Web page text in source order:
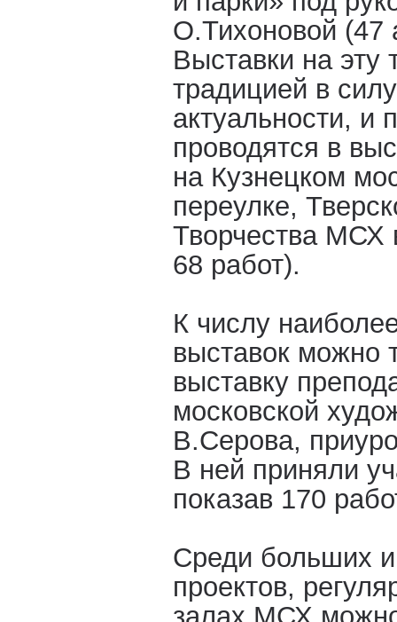
О.Тихоновой (47
Выставки на эту
традицией в
актуальности, и
проводятся в
на Кузнецком
переулке,
Творчества МСХ
68 работ).
К числу
выставок можно
выставку
московской
В.Серова,
В ней приняли
показав 170
Среди больших
проектов,
залах МСХ